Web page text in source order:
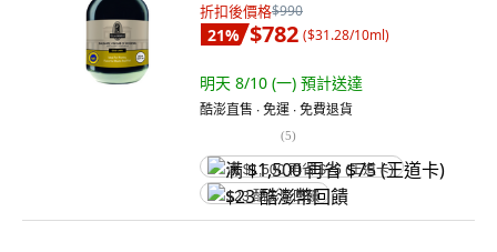
折扣後價格$990
21% $782 ($31.28/10ml)
明天 8/10 (一) 預計送達
酷澎直售 ∙ 免運 ∙ 免費退貨
(5)
满 $1,500 再省 $75 (王道卡)
$23 酷澎幣回饋